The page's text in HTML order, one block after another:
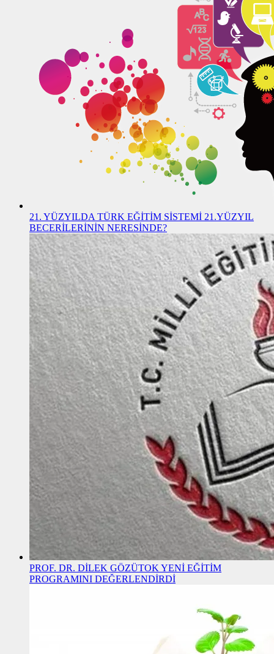
21. YÜZYILDA TÜRK EĞİTİM SİSTEMİ 21.YÜZYIL
BECERİLERİNİN NERESİNDE?
PROF. DR. DİLEK GÖZÜTOK YENİ EĞİTİM
PROGRAMINI DEĞERLENDİRDİ